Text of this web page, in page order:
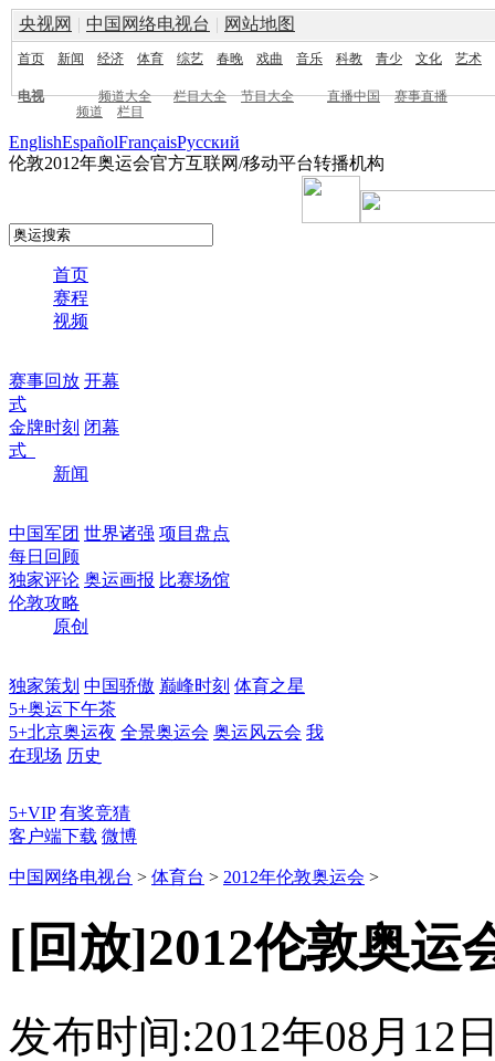
央视网 | 中国网络电视台 | 网站地图
首页 新闻 经济 体育 综艺 春晚 戏曲 音乐 科教 青少 文化 艺术
电视 频道大全 栏目大全 节目大全 直播中国
赛事直播
频道
栏目
EnglishEspañolFrançaisPусский
伦敦2012年奥运会官方互联网/移动平台转播机构
首页
赛程
视频
赛事回放 开幕
式
金牌时刻 闭幕
式
新闻
中国军团 世界诸强 项目盘点
每日回顾
独家评论 奥运画报 比赛场馆
伦敦攻略
原创
独家策划 中国骄傲 巅峰时刻 体育之星
5+奥运下午茶
5+北京奥运夜 全景奥运会 奥运风云会 我
在现场 历史
5+VIP 有奖竞猜
客户端下载 微博
中国网络电视台 > 体育台 > 2012年伦敦奥运会 >
[回放]2012伦敦奥运
发布时间:2012年08月12